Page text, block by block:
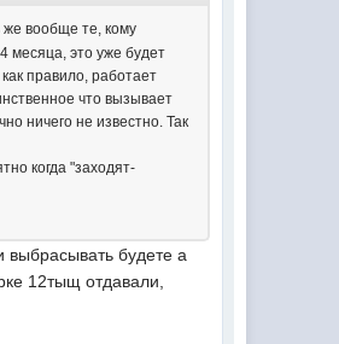
вообще те, кому
месяца, это уже будет
правило, работает
что вызывает
ничего не известно. Так
когда "заходят-
выбрасывать будете а
12тыщ отдавали,